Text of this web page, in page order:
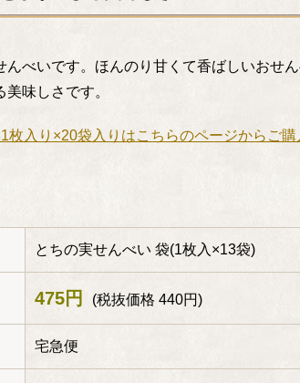
んべいです。ほんのり甘くて香ばしいおせ
味しさです。
枚入り×20袋入り はこちらのページからご購
とちの実せんべい 袋(1枚入×13袋)
475円 (税抜価格 440円)
宅急便